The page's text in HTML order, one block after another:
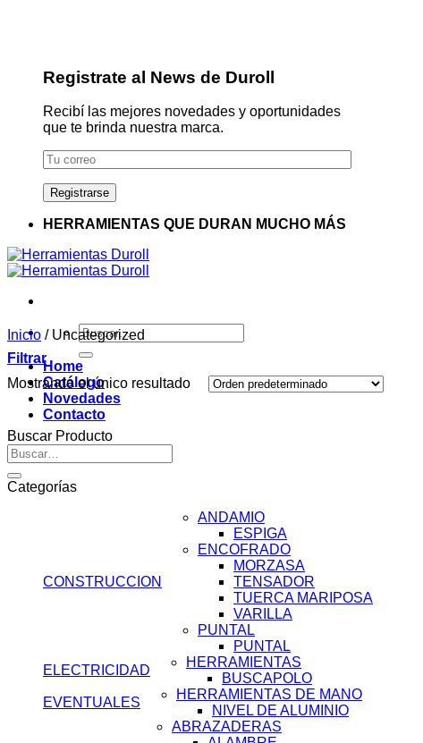
Registrate al News de Duroll
Recibí las mejores novedades y oportunidades
que te brinda nuestra marca.
HERRAMIENTAS QUE DURAN MUCHO MÁS
Buscar
por:
Home
Catálogo
Novedades
Contacto
Inicio /Uncategorized
Filtrar
Mostrando el único resultado
Buscar Producto
Buscar
por:
Categorías
CONSTRUCCION
ANDAMIO
ESPIGA
ENCOFRADO
MORZASA
TENSADOR
TUERCA MARIPOSA
VARILLA
PUNTAL
PUNTAL
ELECTRICIDAD
HERRAMIENTAS
BUSCAPOLO
EVENTUALES
HERRAMIENTAS DE MANO
NIVEL DE ALUMINIO
ABRAZADERAS